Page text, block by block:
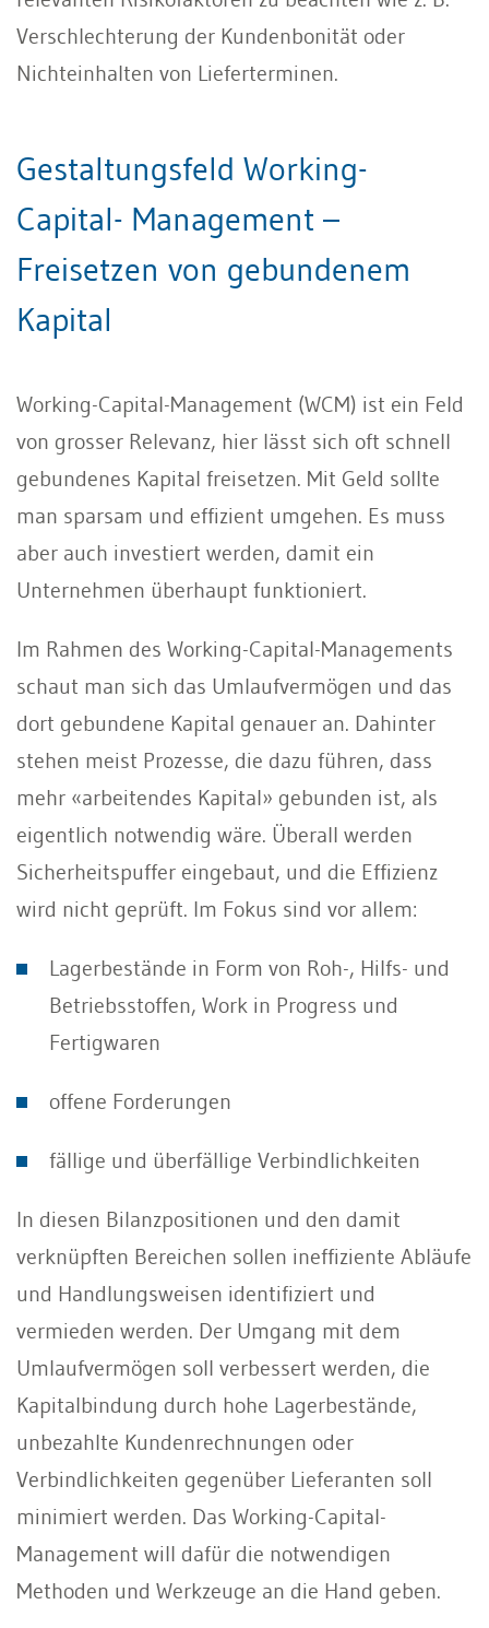
Verschlechterung der Kundenbonität oder
Nichteinhalten von Lieferterminen.
Gestaltungsfeld Working-
Capital- Management –
Freisetzen von gebundenem
Kapital
Working-Capital-Management (WCM) ist ein Feld
von grosser Relevanz, hier lässt sich oft schnell
gebundenes Kapital freisetzen. Mit Geld sollte
man sparsam und effizient umgehen. Es muss
aber auch investiert werden, damit ein
Unternehmen überhaupt funktioniert.
Im Rahmen des Working-Capital-Managements
schaut man sich das Umlaufvermögen und das
dort gebundene Kapital genauer an. Dahinter
stehen meist Prozesse, die dazu führen, dass
mehr «arbeitendes Kapital» gebunden ist, als
eigentlich notwendig wäre. Überall werden
Sicherheitspuffer eingebaut, und die Effizienz
wird nicht geprüft. Im Fokus sind vor allem:
Lagerbestände in Form von Roh-, Hilfs- und
Betriebsstoffen, Work in Progress und
Fertigwaren
offene Forderungen
fällige und überfällige Verbindlichkeiten
In diesen Bilanzpositionen und den damit
verknüpften Bereichen sollen ineffiziente Abläufe
und Handlungsweisen identifiziert und
vermieden werden. Der Umgang mit dem
Umlaufvermögen soll verbessert werden, die
Kapitalbindung durch hohe Lagerbestände,
unbezahlte Kundenrechnungen oder
Verbindlichkeiten gegenüber Lieferanten soll
minimiert werden. Das Working-Capital-
Management will dafür die notwendigen
Methoden und Werkzeuge an die Hand geben.